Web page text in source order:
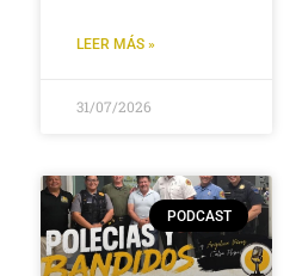
LEER MÁS »
31/07/2026
PODCAST